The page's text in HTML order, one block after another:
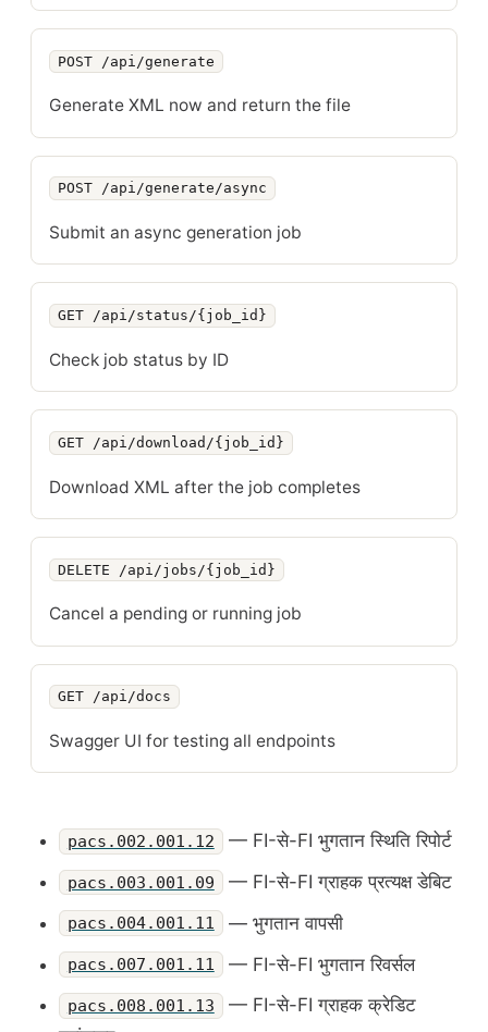
POST /api/generate
Generate XML now and return the file
POST /api/generate/async
Submit an async generation job
GET /api/status/{job_id}
Check job status by ID
GET /api/download/{job_id}
Download XML after the job completes
DELETE /api/jobs/{job_id}
Cancel a pending or running job
GET /api/docs
Swagger UI for testing all endpoints
pacs.002.001.12 — FI-से-FI भुगतान स्थिति रिपोर्ट
pacs.003.001.09 — FI-से-FI ग्राहक प्रत्यक्ष डेबिट
pacs.004.001.11 — भुगतान वापसी
pacs.007.001.11 — FI-से-FI भुगतान रिवर्सल
pacs.008.001.13
— FI-से-FI ग्राहक क्रेडिट